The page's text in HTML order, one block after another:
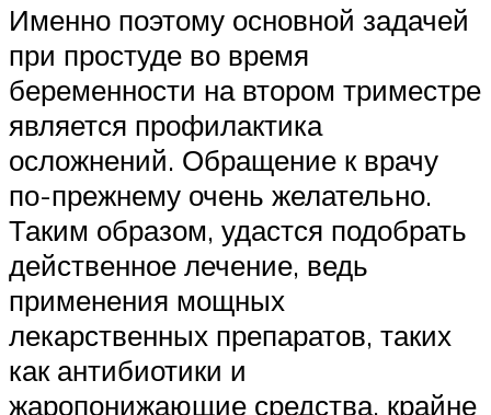
Именно поэтому основной задачей
при простуде во время
беременности на втором триместре
является профилактика
осложнений. Обращение к врачу
по-прежнему очень желательно.
Таким образом, удастся подобрать
действенное лечение, ведь
применения мощных
лекарственных препаратов, таких
как антибиотики и
жаропонижающие средства, крайне